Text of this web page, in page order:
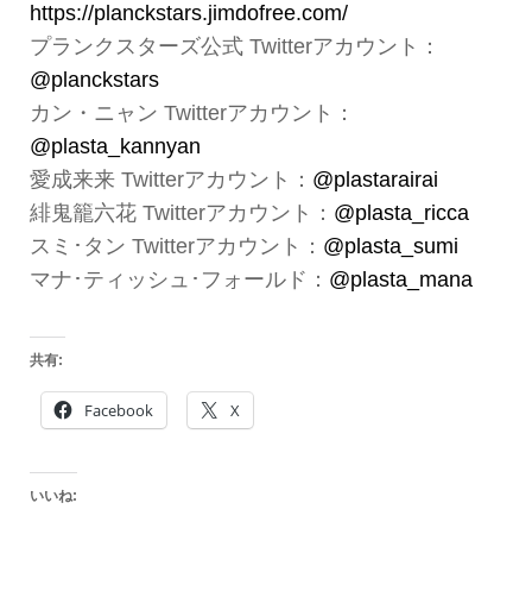
https://planckstars.jimdofree.com/
プランクスターズ公式 Twitterアカウント：
@planckstars
カン・ニャン Twitterアカウント：
@plasta_kannyan
愛成来来 Twitterアカウント： @plastarairai
緋鬼籠六花 Twitterアカウント： @plasta_ricca
スミ･タン Twitterアカウント： @plasta_sumi
マナ･ティッシュ･フォールド： @plasta_mana
共有:
Facebook X
いいね: